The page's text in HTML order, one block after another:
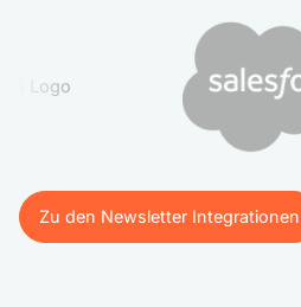
Zu den Newsletter Integrationen
Zu den Newsletter Integrationen